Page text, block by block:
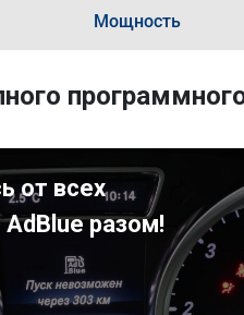
Мощность
от всех
разом!